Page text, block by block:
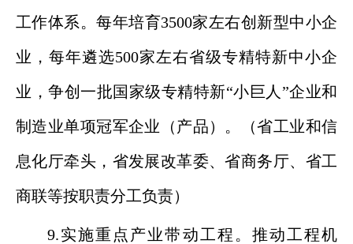
工作体系。每年培育3500家左右创新型中小企
业，每年遴选500家左右省级专精特新中小企
业，争创一批国家级专精特新“小巨人”企业和
制造业单项冠军企业（产品）。（省工业和信
息化厅牵头，省发展改革委、省商务厅、省工
商联等按职责分工负责）
9.实施重点产业带动工程。推动工程机